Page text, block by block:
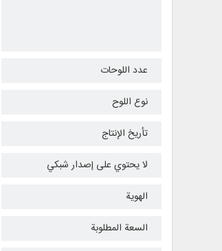
عدد اللوحات
نوع اللوح
تأريخ الإنتاج
لا يحتوي على إصدار شبكي
الهوية
السعة المطلوبة